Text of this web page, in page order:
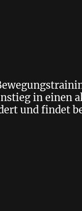
in einen
und findet